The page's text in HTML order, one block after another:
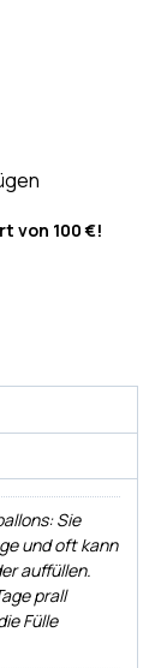
von 100 €!
Sie
und oft kann
auffüllen.
prall
Fülle